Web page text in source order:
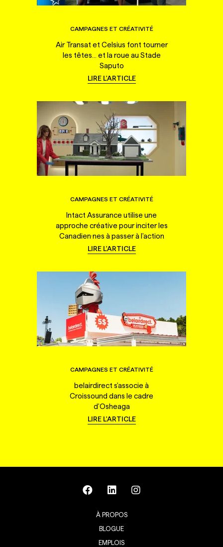
CAMPAGNES ET CRÉATIVITÉ
Air Transat et Celsius font tourner
les têtes... et la roue au Stade
Saputo
LIRE L'ARTICLE
CAMPAGNES ET CRÉATIVITÉ
Intact Assurance utilise une
approche créative pour inciter les
Canadien·nes à passer à l'action
LIRE L'ARTICLE
CAMPAGNES ET CRÉATIVITÉ
belairdirect s'associe à
Croissound dans le cadre
d'Osheaga
LIRE L'ARTICLE
À PROPOS
BLOGUE
EMPLOIS